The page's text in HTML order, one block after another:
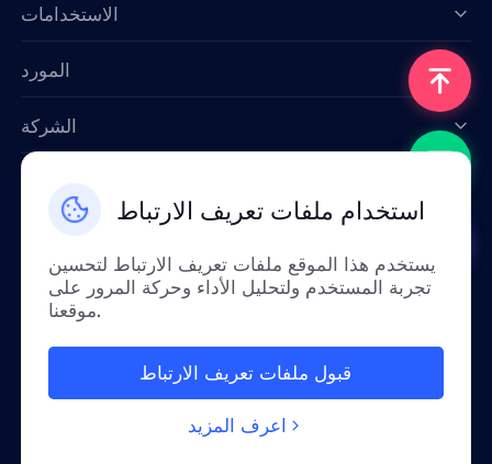
استخدام ملفات تعريف الارتباط
يستخدم هذا الموقع ملفات تعريف الارتباط لتحسين
تجربة المستخدم ولتحليل الأداء وحركة المرور على
موقعنا.
قبول ملفات تعريف الارتباط
اعرف المزيد
الاستخدامات
المورد
الشركة
Email: support@smartproxy.org
بسبب السياسات، هذه الخدمة غير متوفرة في الصين
القارية. شكراً لتفهمكم!